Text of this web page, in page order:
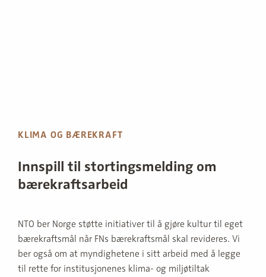
KLIMA OG BÆREKRAFT
Innspill til stortingsmelding om
bærekraftsarbeid
NTO ber Norge støtte initiativer til å gjøre kultur til eget
bærekraftsmål når FNs bærekraftsmål skal revideres. Vi
ber også om at myndighetene i sitt arbeid med å legge
til rette for institusjonenes klima- og miljøtiltak